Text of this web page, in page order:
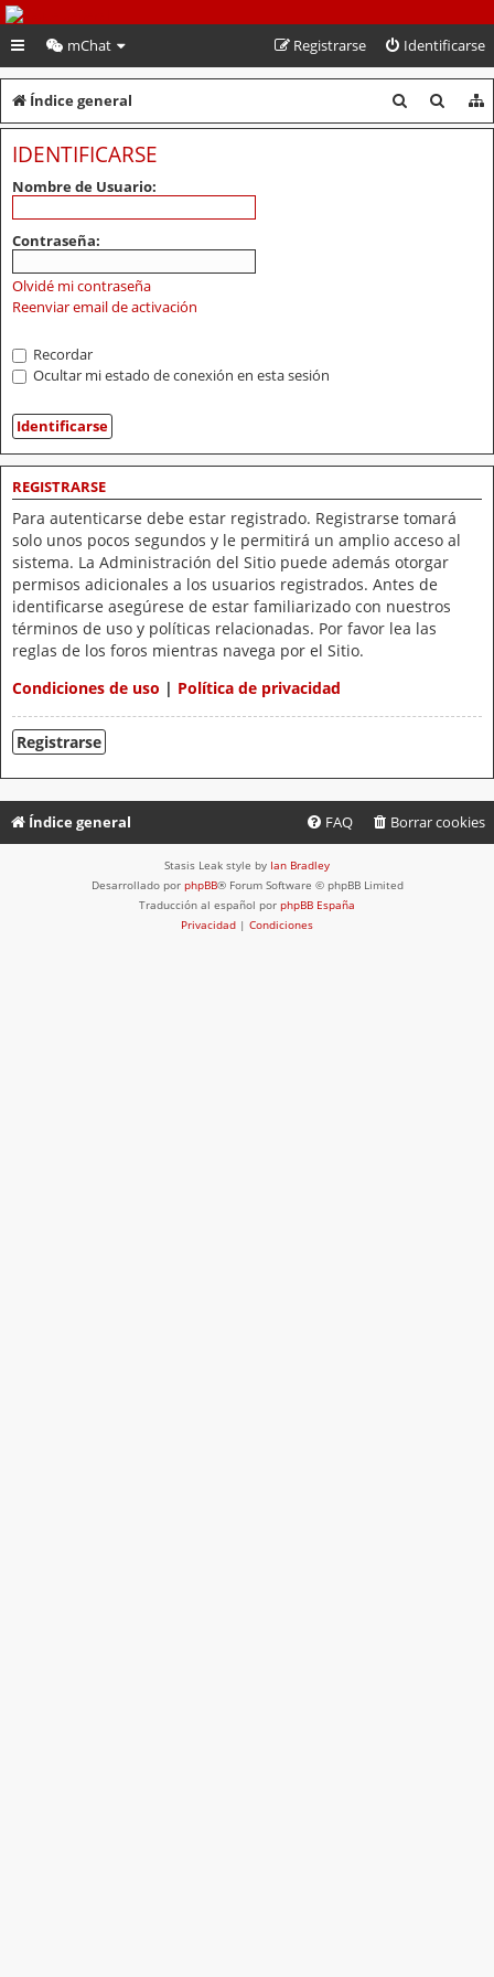
PeruVoley.com
mChat Identificarse
Registrarse
Índice general
u
u
IDENTIFICARSE
Nombre de Usuario:
Contraseña:
Olvidé mi contraseña
Reenviar email de activación
Recordar
Ocultar mi estado de conexión en esta sesión
REGISTRARSE
Para autenticarse debe estar registrado. Registrarse tomará
solo unos pocos segundos y le permitirá un amplio acceso al
sistema. La Administración del Sitio puede además otorgar
permisos adicionales a los usuarios registrados. Antes de
identificarse asegúrese de estar familiarizado con nuestros
términos de uso y políticas relacionadas. Por favor lea las
reglas de los foros mientras navega por el Sitio.
Condiciones de uso | Política de privacidad
Registrarse
Índice general Borrar cookies
FAQ
Stasis Leak style by Ian Bradley
Desarrollado por phpBB® Forum Software © phpBB Limited
Traducción al español por phpBB España
Privacidad | Condiciones